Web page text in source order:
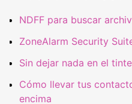
NDFF para buscar
ZoneAlarm Security
Sin dejar nada en el
Cómo llevar tus
encima